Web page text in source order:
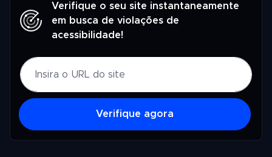
Verifique o seu site instantaneamente
em busca de violações de
acessibilidade!
Verifique agora